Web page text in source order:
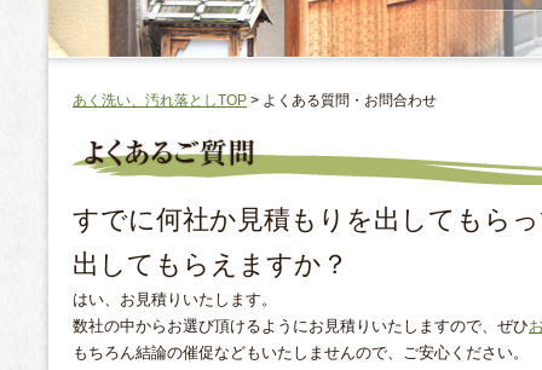
あく洗い、汚れ落としTOP > よくある質問・お問合わせ
すでに何社か見積もりを出してもら
出してもらえますか？
はい、お見積りいたします。
数社の中からお選び頂けるようにお見積りいたしますので、ぜひ
もちろん結論の催促などもいたしませんので、ご安心ください。